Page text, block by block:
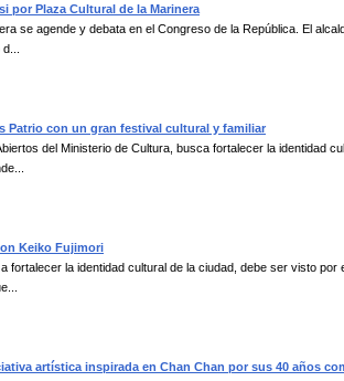
por Plaza Cultural de la Marinera
se agende y debata en el Congreso de la República. El
Patrio con un gran festival cultural y familiar
del Ministerio de Cultura, busca fortalecer la identidad
Keiko Fujimori
fortalecer la identidad cultural de la ciudad, debe ser visto por
artística inspirada en Chan Chan por sus 40 años